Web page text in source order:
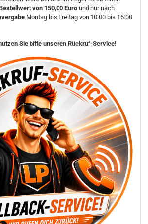
von 150,00 Euro und nur nach
Montag bis Freitag von 10:00 bis 16:00
Sie bitte unseren Rückruf-Service!